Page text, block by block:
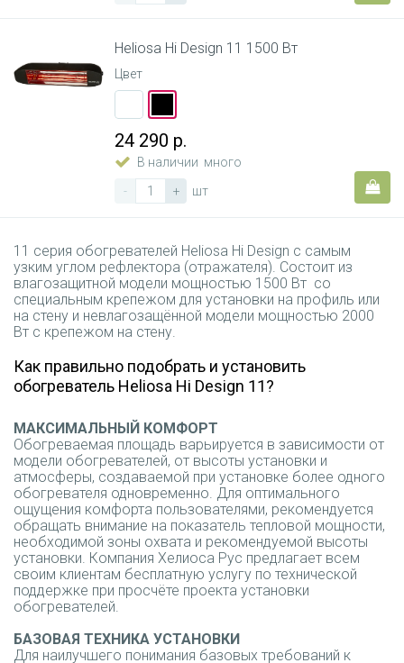
Heliosa Hi Design 11 1500 Вт
Цвет
24 290 р.
В наличии много
-
+ шт
11 серия обогревателей Heliosa Hi Design c самым
узким углом рефлектора (отражателя). Состоит из
влагозащитной модели мощностью 1500 Вт со
специальным крепежом для установки на профиль или
на стену и невлагозащённой модели мощностью 2000
Вт с крепежом на стену.
Как правильно подобрать и установить
обогреватель Heliosa Hi Design 11?
МАКСИМАЛЬНЫЙ КОМФОРТ
Обогреваемая площадь варьируется в зависимости от
модели обогревателей, от высоты установки и
атмосферы, создаваемой при установке более одного
обогревателя одновременно. Для оптимального
ощущения комфорта пользователями, рекомендуется
обращать внимание на показатель тепловой мощности,
необходимой зоны охвата и рекомендуемой высоты
установки. Компания Хелиоса Рус предлагает всем
своим клиентам бесплатную услугу по технической
поддержке при просчёте проекта установки
обогревателей.
БАЗОВАЯ ТЕХНИКА УСТАНОВКИ
Для наилучшего понимания базовых требований к